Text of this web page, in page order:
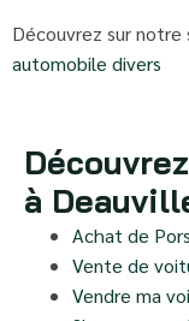
Découvrez sur
automobile divers
à
Achat de
Vente de
Vendre ma